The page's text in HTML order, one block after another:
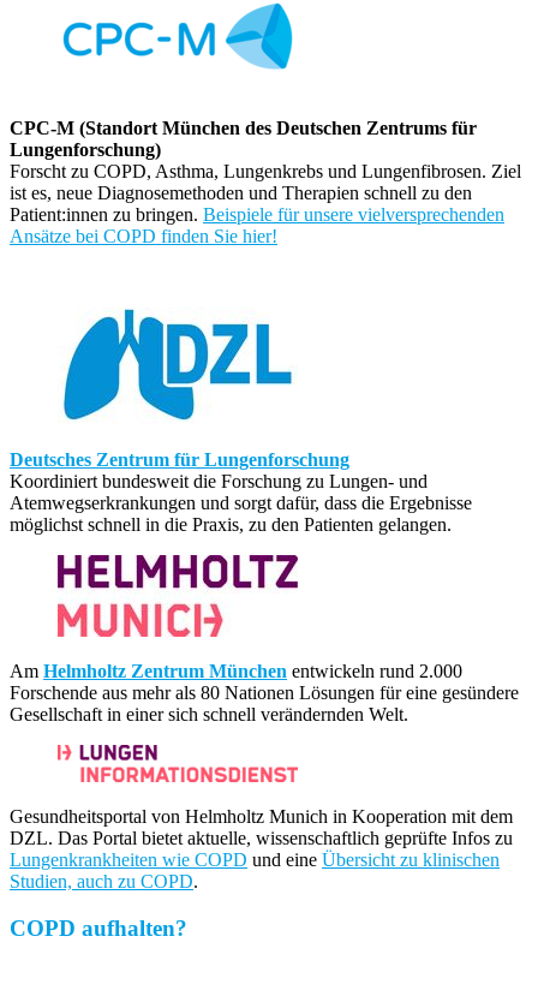
CPC-M (Standort München des Deutschen Zentrums für
Lungenforschung)
Forscht zu COPD, Asthma, Lungenkrebs und Lungenfibrosen. Ziel
ist es, neue Diagnosemethoden und Therapien schnell zu den
Patient:innen zu bringen. Beispiele für unsere vielversprechenden
Ansätze bei COPD finden Sie hier!
Deutsches Zentrum für Lungenforschung
Koordiniert bundesweit die Forschung zu Lungen- und
Atemwegserkrankungen und sorgt dafür, dass die Ergebnisse
möglichst schnell in die Praxis, zu den Patienten gelangen.
Am Helmholtz Zentrum München entwickeln rund 2.000
Forschende aus mehr als 80 Nationen Lösungen für eine gesündere
Gesellschaft in einer sich schnell verändernden Welt.
Gesundheitsportal von Helmholtz Munich in Kooperation mit dem
DZL. Das Portal bietet aktuelle, wissenschaftlich geprüfte Infos zu
Lungenkrankheiten wie COPD und eine Übersicht zu klinischen
Studien, auch zu COPD.
COPD aufhalten?